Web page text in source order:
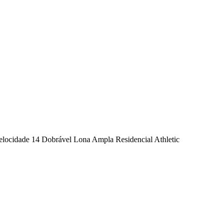
14 Dobrável Lona Ampla Residencial Athletic